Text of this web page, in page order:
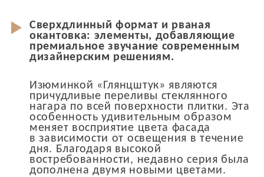
Сверхдлинный формат и рваная
окантовка: элементы, добавляющие
премиальное звучание современным
дизайнерским решениям.
Изюминкой «Глянцштук» являются
причудливые переливы стеклянного
нагара по всей поверхности плитки. Эта
особенность удивительным образом
меняет восприятие цвета фасада
в зависимости от освещения в течение
дня. Благодаря высокой
востребованности, недавно серия была
дополнена двумя новыми цветами.